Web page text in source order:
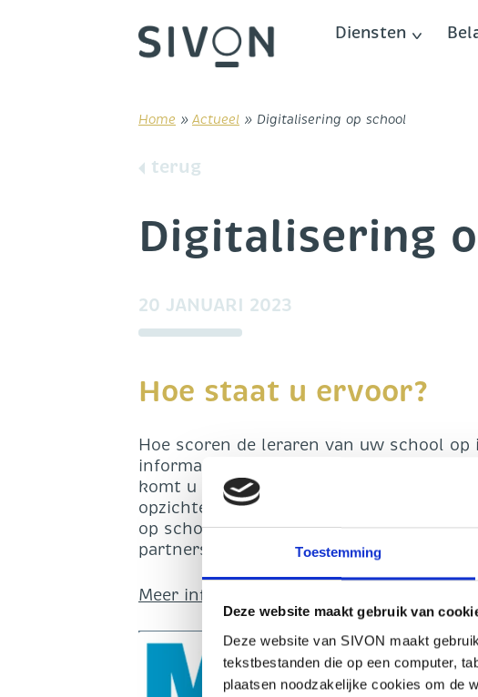
Toestemming
Deze website maakt gebruik van
Deze website van SIVON maakt
tekstbestanden die op een computer,
plaatsen noodzakelijke cookies om de
Diensten
Home » Actueel » Digitalisering op school
terug
Digitalisering
20 JANUARI 2023
Hoe staat u ervoor?
Hoe scoren de leraren van uw school
informatieveiligheid? Met de nieuwe
komt u te weten hoe uw school
opzichte van andere scholen. MYRA
op scholen én die van de sector als
partners Kennisnet, de PO- en VO-raad.
Meer informatie vindt u op kennisnet.nl